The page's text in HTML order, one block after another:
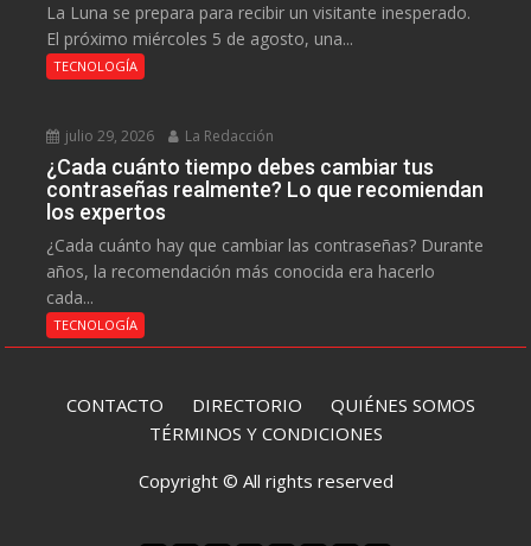
La Luna se prepara para recibir un visitante inesperado.
El próximo miércoles 5 de agosto, una...
TECNOLOGÍA
julio 29, 2026 La Redacción
¿Cada cuánto tiempo debes cambiar tus
contraseñas realmente? Lo que recomiendan
los expertos
¿Cada cuánto hay que cambiar las contraseñas? Durante
años, la recomendación más conocida era hacerlo
cada...
TECNOLOGÍA
CONTACTO DIRECTORIO QUIÉNES SOMOS
TÉRMINOS Y CONDICIONES
Copyright © All rights reserved